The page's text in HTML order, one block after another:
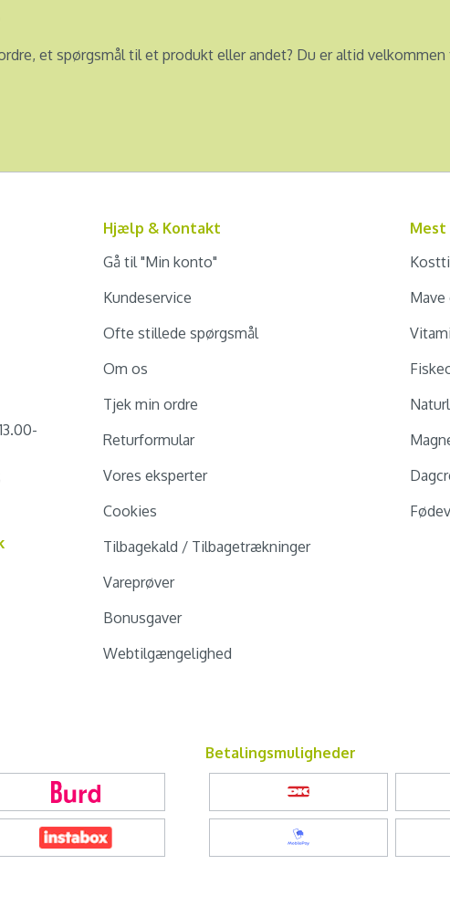
et spørgsmål til et produkt eller andet? Du er altid
Hjælp & Kontakt
Gå til "Min konto"
Kundeservice
Ofte stillede spørgsmål
Om os
Tjek min ordre
Returformular
Vores eksperter
Cookies
Tilbagekald / Tilbagetrækninger
Vareprøver
Bonusgaver
Webtilgængelighed
Betalingsmuligheder